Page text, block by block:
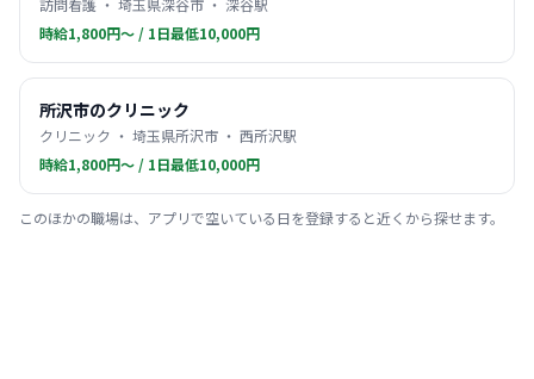
訪問看護 ・ 埼玉県深谷市 ・ 深谷駅
時給1,800円〜 / 1日最低10,000円
所沢市のクリニック
クリニック ・ 埼玉県所沢市 ・ 西所沢駅
時給1,800円〜 / 1日最低10,000円
このほかの職場は、アプリで空いている日を登録すると近くから探せます。